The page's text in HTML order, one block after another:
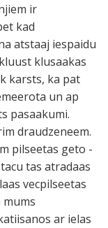
ir
kad
atstaaj iespaidu
klusaakas
karsts, ka pat
un ap
pasaakumi.
draudzeneem.
pilseetas geto -
tas atradaas
vecpilseetas
mums
ar ielas